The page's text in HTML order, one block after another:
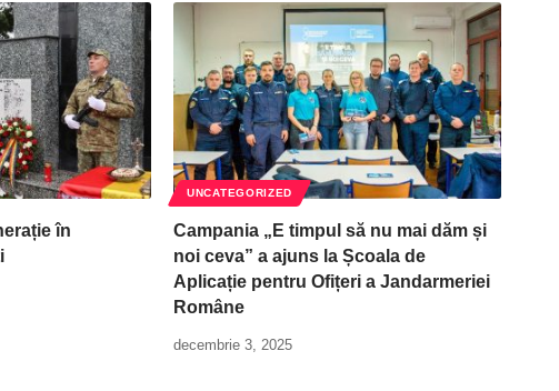
în
UNCATEGORIZED
Campania „E timpul să nu mai dăm și
noi ceva” a ajuns la Școala de
Aplicație pentru Ofițeri a Jandarmeriei
Române
decembrie 3, 2025